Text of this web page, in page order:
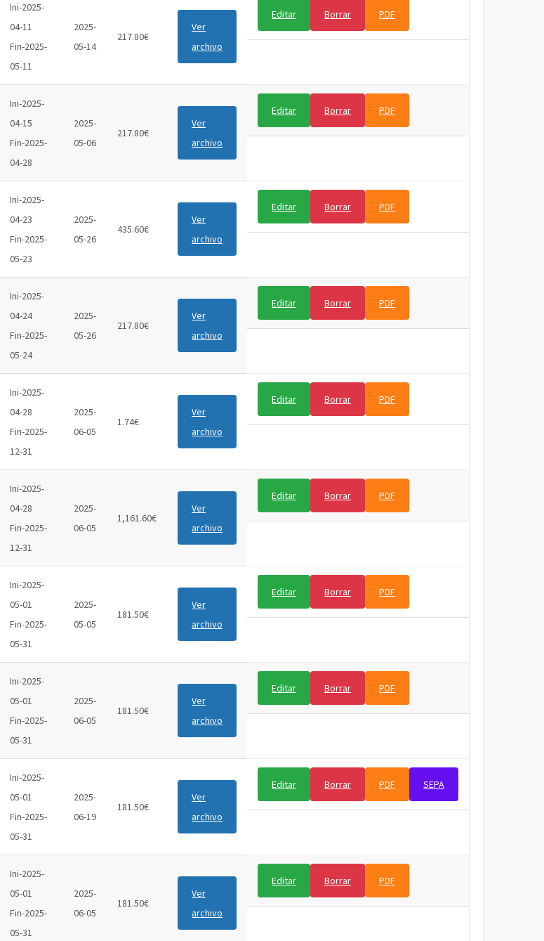
Ini-2025-
04-11
Fin-2025-
05-11
2025-
05-14
217.80€
Ver
archivo
Editar Borrar PDF
Ini-2025-
04-15
Fin-2025-
04-28
2025-
05-06
217.80€
Ver
archivo
Editar Borrar PDF
Ini-2025-
04-23
Fin-2025-
05-23
2025-
05-26
435.60€
Ver
archivo
Editar Borrar PDF
Ini-2025-
04-24
Fin-2025-
05-24
2025-
05-26
217.80€
Ver
archivo
Editar Borrar PDF
Ini-2025-
04-28
Fin-2025-
12-31
2025-
06-05
1.74€
Ver
archivo
Editar Borrar PDF
Ini-2025-
04-28
Fin-2025-
12-31
2025-
06-05
1,161.60€
Ver
archivo
Editar Borrar PDF
Ini-2025-
05-01
Fin-2025-
05-31
2025-
05-05
181.50€
Ver
archivo
Editar Borrar PDF
Ini-2025-
05-01
Fin-2025-
05-31
2025-
06-05
181.50€
Ver
archivo
Editar Borrar PDF
Ini-2025-
05-01
Fin-2025-
05-31
2025-
06-19
181.50€
Ver
archivo
Editar Borrar PDF SEPA
Ini-2025-
05-01
Fin-2025-
05-31
2025-
06-05
181.50€
Ver
archivo
Editar Borrar PDF